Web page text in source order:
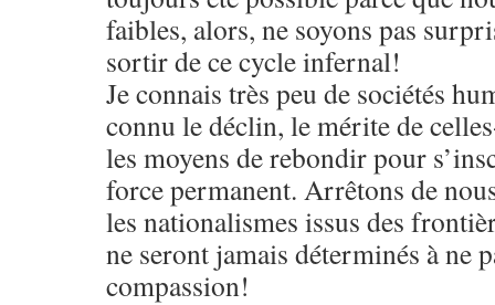
faibles, alors, ne soyons pas
sortir de ce cycle infernal!
Je connais très peu de sociétés
connu le déclin, le mérite de
les moyens de rebondir pour
force permanent. Arrêtons de
les nationalismes issus des
ne seront jamais déterminés à ne
compassion!